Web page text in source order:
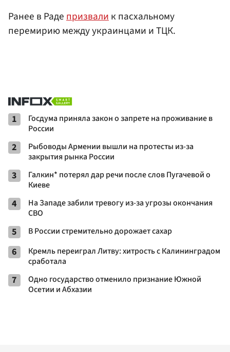
Ранее в Радепризвалик пасхальному
перемирию между украинцами и ТЦК.
1
Госдума приняла закон о запрете на проживание в
России
2
Рыбоводы Армении вышли на протесты из-за
закрытия рынка России
3
Галкин* потерял дар речи после слов Пугачевой о
Киеве
4
На Западе забили тревогу из-за угрозы окончания
СВО
5 В России стремительно дорожает сахар
6
Кремль переиграл Литву: хитрость с Калининградом
сработала
7
Одно государство отменило признание Южной
Осетии и Абхазии